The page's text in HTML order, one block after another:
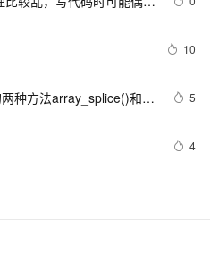
10
种方法array_splice()和
5
4